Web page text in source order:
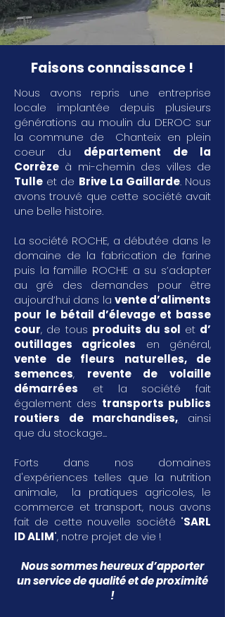
Faisons connaissance !
Nous avons repris une entreprise
locale implantée depuis plusieurs
générations au moulin du DEROC sur
la commune de Chanteix en plein
coeur du département de la
Corrèze à mi-chemin des villes de
Tulle et de Brive La Gaillarde. Nous
avons trouvé que cette société avait
une belle histoire.
La société ROCHE, a débutée dans le
domaine de la fabrication de farine
puis la famille ROCHE a su s’adapter
au gré des demandes pour être
aujourd’hui dans la vente d’aliments
pour le bétail d’élevage et basse
cour, de tous produits du sol et d’
outillages agricoles en général,
vente de fleurs naturelles, de
semences, revente de volaille
démarrées et la société fait
également des transports publics
routiers de marchandises, ainsi
que du stockage...
Forts dans nos domaines
d'expériences telles que la nutrition
animale, la pratiques agricoles, le
commerce et transport, nous avons
fait de cette nouvelle société "SARL
ID ALIM", notre projet de vie !
Nous sommes heureux d’apporter
un service de qualité et de proximité
!